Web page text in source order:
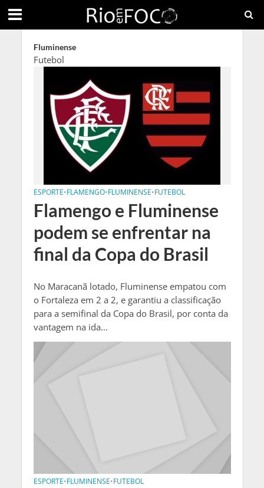
Fluminense
Futebol
ESPORTE•FLAMENGO•FLUMINENSE•FUTEBOL
Flamengo e Fluminense
podem se enfrentar na
final da Copa do Brasil
No Maracanã lotado, Fluminense empatou com
o Fortaleza em 2 a 2, e garantiu a classificação
para a semifinal da Copa do Brasil, por conta da
vantagem na ida...
ESPORTE•FLUMINENSE•FUTEBOL